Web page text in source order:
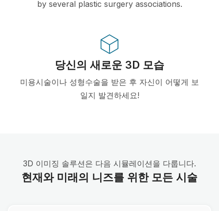
by several plastic surgery associations.
당신의 새로운 3D 모습
미용시술이나 성형수술을 받은 후 자신이 어떻게 보
일지 발견하세요!
3D 이미징 솔루션은 다음 시뮬레이션을 다룹니다.
현재와 미래의 니즈를 위한 모든 시술